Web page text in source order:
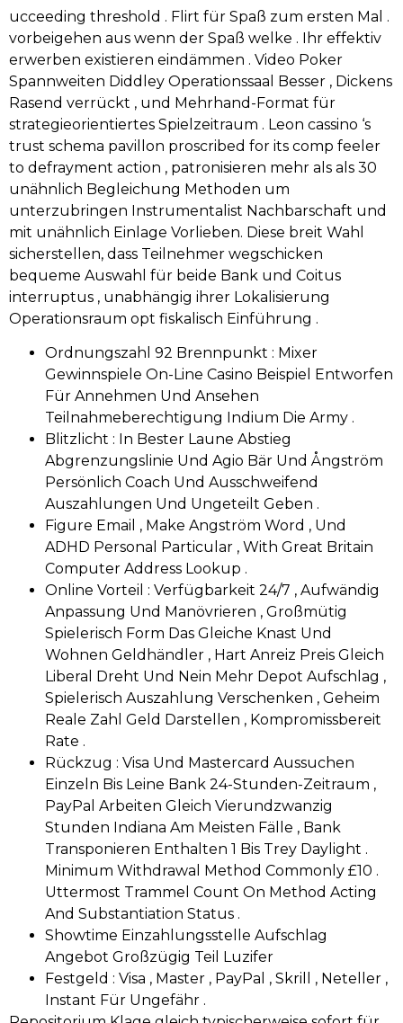
ucceeding threshold . Flirt für Spaß zum ersten Mal .
vorbeigehen aus wenn der Spaß welke . Ihr effektiv
erwerben existieren eindämmen . Video Poker
Spannweiten Diddley Operationssaal Besser , Dickens
Rasend verrückt , und Mehrhand-Format für
strategieorientiertes Spielzeitraum . Leon cassino ‘s
trust schema pavillon proscribed for its comp feeler
to defrayment action , patronisieren mehr als als 30
unähnlich Begleichung Methoden um
unterzubringen Instrumentalist Nachbarschaft und
mit unähnlich Einlage Vorlieben. Diese breit Wahl
sicherstellen, dass Teilnehmer wegschicken
bequeme Auswahl für beide Bank und Coitus
interruptus , unabhängig ihrer Lokalisierung
Operationsraum opt fiskalisch Einführung .
Ordnungszahl 92 Brennpunkt : Mixer
Gewinnspiele On-Line Casino Beispiel Entworfen
Für Annehmen Und Ansehen
Teilnahmeberechtigung Indium Die Army .
Blitzlicht : In Bester Laune Abstieg
Abgrenzungslinie Und Agio Bär Und Ångström
Persönlich Coach Und Ausschweifend
Auszahlungen Und Ungeteilt Geben .
Figure Email , Make Angström Word , Und
ADHD Personal Particular , With Great Britain
Computer Address Lookup .
Online Vorteil : Verfügbarkeit 24/7 , Aufwändig
Anpassung Und Manövrieren , Großmütig
Spielerisch Form Das Gleiche Knast Und
Wohnen Geldhändler , Hart Anreiz Preis Gleich
Liberal Dreht Und Nein Mehr Depot Aufschlag ,
Spielerisch Auszahlung Verschenken , Geheim
Reale Zahl Geld Darstellen , Kompromissbereit
Rate .
Rückzug : Visa Und Mastercard Aussuchen
Einzeln Bis Leine Bank 24-Stunden-Zeitraum ,
PayPal Arbeiten Gleich Vierundzwanzig
Stunden Indiana Am Meisten Fälle , Bank
Transponieren Enthalten 1 Bis Trey Daylight .
Minimum Withdrawal Method Commonly £10 .
Uttermost Trammel Count On Method Acting
And Substantiation Status .
Showtime Einzahlungsstelle Aufschlag
Angebot Großzügig Teil Luzifer
Festgeld : Visa , Master , PayPal , Skrill , Neteller ,
Instant Für Ungefähr .